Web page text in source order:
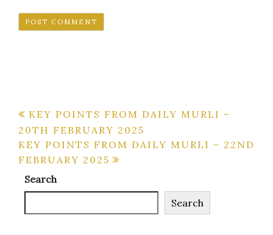
Post
navigation
KEY POINTS FROM DAILY MURLI –
20TH FEBRUARY 2025
KEY POINTS FROM DAILY MURLI – 22ND
FEBRUARY 2025
Search
Search